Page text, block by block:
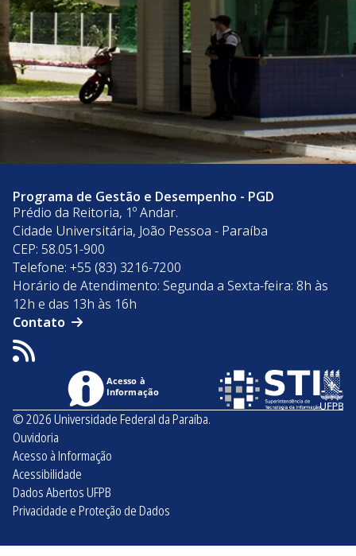
Programa de Gestão e Desempenho - PGD
Prédio da Reitoria, 1º Andar.
Cidade Universitária, João Pessoa - Paraíba
CEP: 58.051-900
Telefone: +55 (83) 3216-7200
Horário de Atendimento: Segunda a Sexta-feira: 8h às
12h e das 13h às 16h
Contato
Acesso à
Informação
© 2026 Universidade Federal da Paraíba.
Ouvidoria
Acesso à Informação
Acessibilidade
Dados Abertos UFPB
Privacidade e Proteção de Dados